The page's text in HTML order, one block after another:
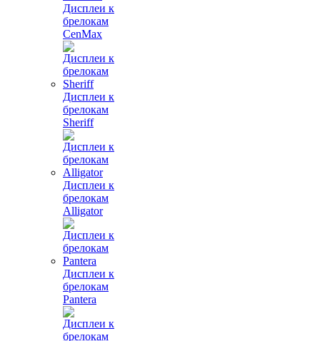
Дисплеи к
брелокам
CenMax
Дисплеи к
брелокам
Sheriff
Дисплеи к
брелокам
Alligator
Дисплеи к
брелокам
Pantera